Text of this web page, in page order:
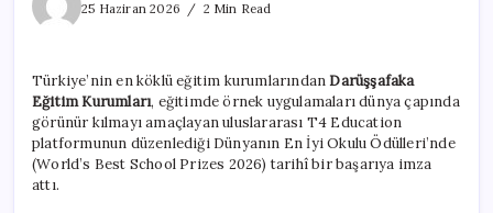
25 Haziran 2026
2 Min Read
Ödülleri’nde
finalde!
için
Türkiye’nin en köklü eğitim kurumlarındanDarüşşafaka
Eğitim Kurumları, eğitimde örnek uygulamaları dünya çapında
görünür kılmayı amaçlayan uluslararası T4 Education
platformunun düzenlediği Dünyanın En İyi Okulu Ödülleri’nde
(World’s Best School Prizes 2026) tarihî bir başarıya imza
attı.